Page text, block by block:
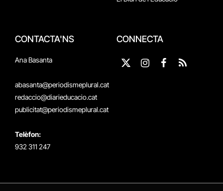
CONTACTA'NS
Ana Basanta
abasanta@periodismeplural.cat
redaccio@diarieducacio.cat
publicitat@periodismeplural.cat
Telèfon:
932 311 247
CONNECTA
X
Instagram
Facebook
RSS